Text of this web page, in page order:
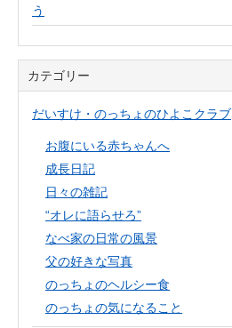
う
カテゴリー
だいすけ・のっちょのひよこクラブ
お腹にいる赤ちゃんへ
成長日記
日々の雑記
“オレに語らせろ”
なべ家の日常の風景
父の好きな写真
のっちょのヘルシー食
のっちょの気になること